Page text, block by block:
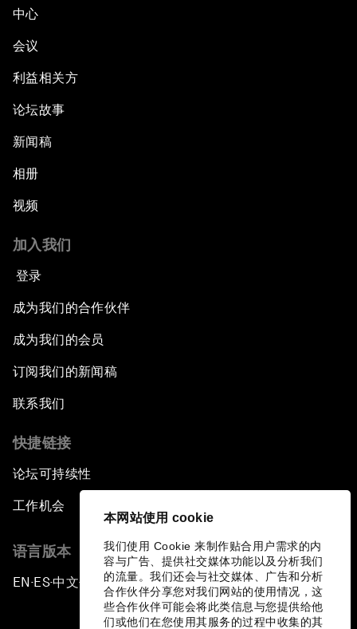
本网站使用 cookie
我们使用 Cookie 来制作贴合用户需求的内
容与广告、提供社交媒体功能以及分析我们
的流量。我们还会与社交媒体、广告和分析
合作伙伴分享您对我们网站的使用情况，这
些合作伙伴可能会将此类信息与您提供给他
们或他们在您使用其服务的过程中收集的其
中心
会议
利益相关方
论坛故事
新闻稿
相册
视频
加入我们
登录
成为我们的合作伙伴
成为我们的会员
订阅我们的新闻稿
联系我们
快捷链接
论坛可持续性
工作机会
语言版本
EN ▪ES▪中文▪ 日本語